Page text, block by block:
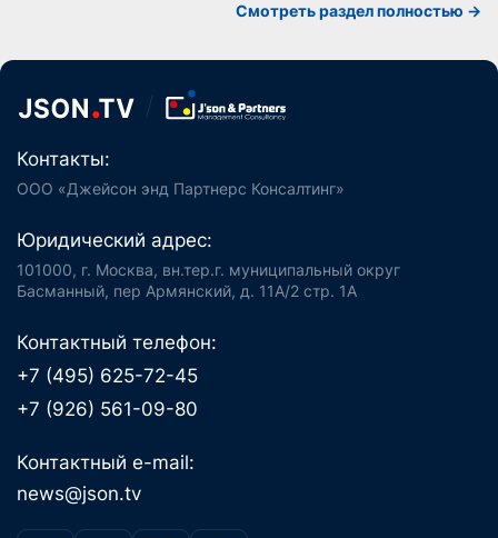
Смотреть раздел полностью ->
Контакты:
ООО «Джейсон энд Партнерс Консалтинг»
Юридический адрес:
101000, г. Москва, вн.тер.г. муниципальный округ
Басманный, пер Армянский, д. 11А/2 стр. 1А
Контактный телефон:
+7 (495) 625-72-45
+7 (926) 561-09-80
Контактный e-mail:
news@json.tv